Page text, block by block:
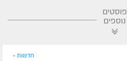
פוסטים
נוספים
חדשות »